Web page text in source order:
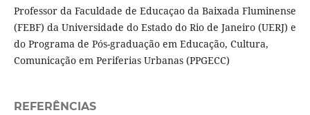
Professor da Faculdade de Educaçao da Baixada Fluminense
(FEBF) da Universidade do Estado do Rio de Janeiro (UERJ) e
do Programa de Pós-graduação em Educação, Cultura,
Comunicação em Periferias Urbanas (PPGECC)
REFERÊNCIAS